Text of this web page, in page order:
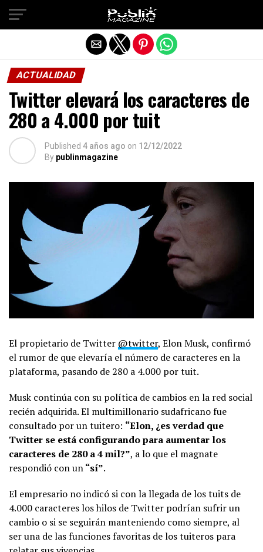
ACTUALIDAD
Twitter elevará los caracteres de
280 a 4.000 por tuit
Published 4 años ago on 12/12/2022
By publinmagazine
El propietario de Twitter @twitter, Elon Musk, confirmó
el rumor de que elevaría el número de caracteres en la
plataforma, pasando de 280 a 4.000 por tuit.
Musk continúa con su política de cambios en la red social
recién adquirida. El multimillonario sudafricano fue
consultado por un tuitero: “Elon, ¿es verdad que
Twitter se está configurando para aumentar los
caracteres de 280 a 4 mil?”, a lo que el magnate
respondió con un“sí”.
El empresario no indicó si con la llegada de los tuits de
4.000 caracteres los hilos de Twitter podrían sufrir un
cambio o si se seguirán manteniendo como siempre, al
ser una de las funciones favoritas de los tuiteros para
Salir de la versión móvil